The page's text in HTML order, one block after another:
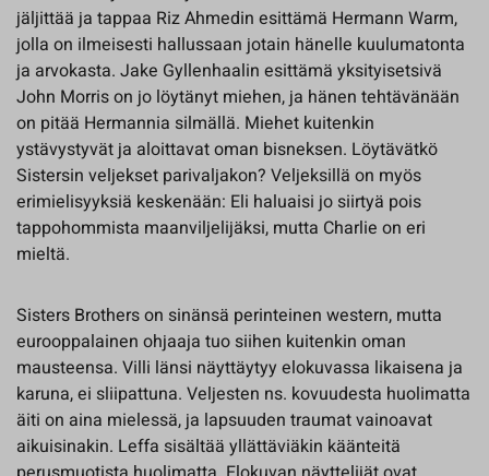
jäljittää ja tappaa Riz Ahmedin esittämä Hermann Warm,
jolla on ilmeisesti hallussaan jotain hänelle kuulumatonta
ja arvokasta. Jake Gyllenhaalin esittämä yksityisetsivä
John Morris on jo löytänyt miehen, ja hänen tehtävänään
on pitää Hermannia silmällä. Miehet kuitenkin
ystävystyvät ja aloittavat oman bisneksen. Löytävätkö
Sistersin veljekset parivaljakon? Veljeksillä on myös
erimielisyyksiä keskenään: Eli haluaisi jo siirtyä pois
tappohommista maanviljelijäksi, mutta Charlie on eri
mieltä.
Sisters Brothers on sinänsä perinteinen western, mutta
eurooppalainen ohjaaja tuo siihen kuitenkin oman
mausteensa. Villi länsi näyttäytyy elokuvassa likaisena ja
karuna, ei sliipattuna. Veljesten ns. kovuudesta huolimatta
äiti on aina mielessä, ja lapsuuden traumat vainoavat
aikuisinakin. Leffa sisältää yllättäviäkin käänteitä